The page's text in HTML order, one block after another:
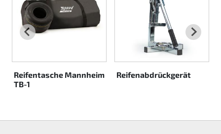
Reifentasche Mannheim
TB-1
Reifenabdrückgerät